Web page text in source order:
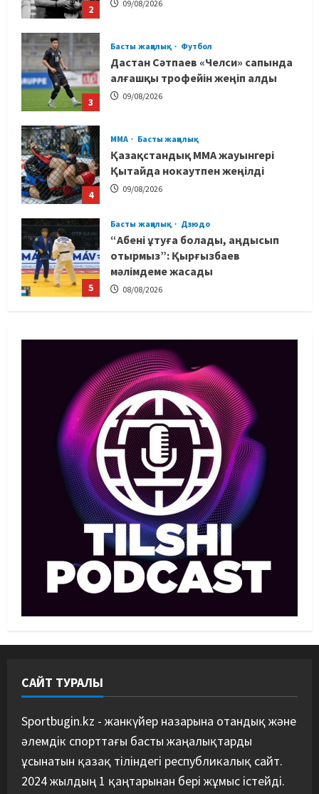
2 09/08/2026
3
Басты жаңалық Футбол
Дастан Сәтпаев «Челси» сапында
алғашқы трофейін жеңіп алды
09/08/2026
4
MMA Басты жаңалық
Қазақстандық MMA жауынгері
Қытайда нокаутпен жеңілді
09/08/2026
5
Басты жаңалық Дзюдо
“Абені ұтуға болады, аңдысып
отырмыз”: Қырғызбаев
мәлімдеме жасады
08/08/2026
1
Елдос пен Такеока: Алматы
татамиінде әлем чемпиондары
09/08/2026
2
Басты жаңалық Футбол
Лионель Мессидің әкесі қайтыс
болды
09/08/2026
Басты жаңалық Футбол
Дастан Сәтпаев «Челси» сапында
алғашқы трофейін жеңіп алды
09/08/2026
Қазақстандық MMA жауынгері
5
отырмыз”: Қырғызбаев
мәлімдеме жасады
САЙТ ТУРАЛЫ
Sportbugin.kz - жанкүйер назарына отандық және
әлемдік спорттағы басты жаңалықтарды
ұсынатын қазақ тіліндегі республикалық сайт.
2024 жылдың 1 қаңтарынан бері жұмыс істейді.